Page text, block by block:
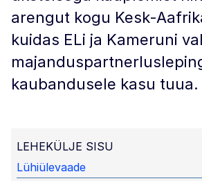
arengut kogu Kesk-
kuidas ELi ja Kameruni
kaubandusele kasu tuua.
LEHEKÜLJE SISU
Lühiülevaade